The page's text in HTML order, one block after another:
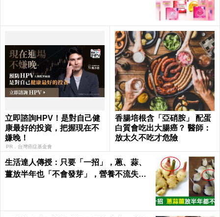
立即諮詢HPV！是對自己健
康最好的投資，把握現在不
嫌晚！
PR．台灣癌症基金會
香腸培根含「亞硝胺」 配蛋
白質會吃出大腸癌？ 醫師：
放太久不吃才危險
生活達人傳授：只要「一招」，蔥、蒜、
薑放半年也「不會發芽」，營養不流失！